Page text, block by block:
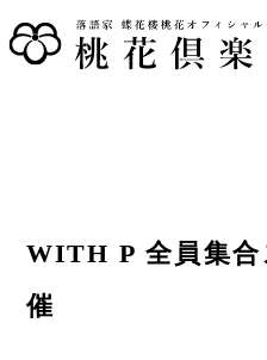
WITH P 全員集
催